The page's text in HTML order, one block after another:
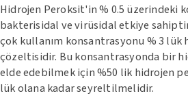
Hidrojen Peroksit'in % 0.5 üzerindeki
bakterisidal ve virüsidal etkiye
çok kullanım konsantrasyonu % 3 lük
çözeltisidir. Bu konsantrasyonda bir
elde edebilmek için %50 lik hidrojen
lük olana kadar seyreltilmelidir.